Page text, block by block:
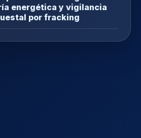
energética y vigilancia
por fracking